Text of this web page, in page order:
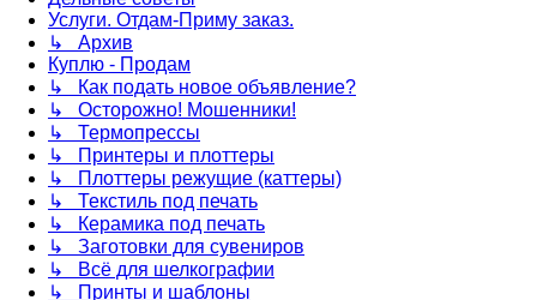
Услуги. Отдам-Приму заказ.
↳ Архив
Куплю - Продам
↳ Как подать новое объявление?
↳ Осторожно! Мошенники!
↳ Термопрессы
↳ Принтеры и плоттеры
↳ Плоттеры режущие (каттеры)
↳ Текстиль под печать
↳ Керамика под печать
↳ Заготовки для сувениров
↳ Всё для шелкографии
↳ Принты и шаблоны